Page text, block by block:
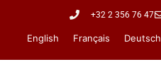
+32 2 356 76 47
English Français Deutsch